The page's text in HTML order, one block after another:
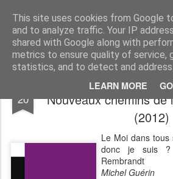
This site uses cookies from Google
and to analyze traffic. Your IP
shared with Google along with
metrics to ensure quality of service,
statistics, and to detect and address
LEARN MORE
Michel Guérin, de la
Pages
20
Le Moi dans tous ses
Nouveaux chemins de
(2012)
Le Moi dans
donc je suis ?
Rembrandt
Michel Guérin